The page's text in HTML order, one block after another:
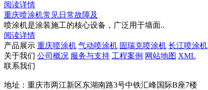
阅读详情
重庆喷涂机常见日常故障及
喷涂机是涂装施工的核心设备，广泛用于墙面..
阅读详情
产品展示 重庆喷涂机 气动喷涂机 固瑞克喷涂机 长江喷涂机
关于我们 公司概况 服务与支持 工程案例 网站地图 XML
联系我们
地址：重庆市两江新区东湖南路3号中铁汇峰国际B座7楼